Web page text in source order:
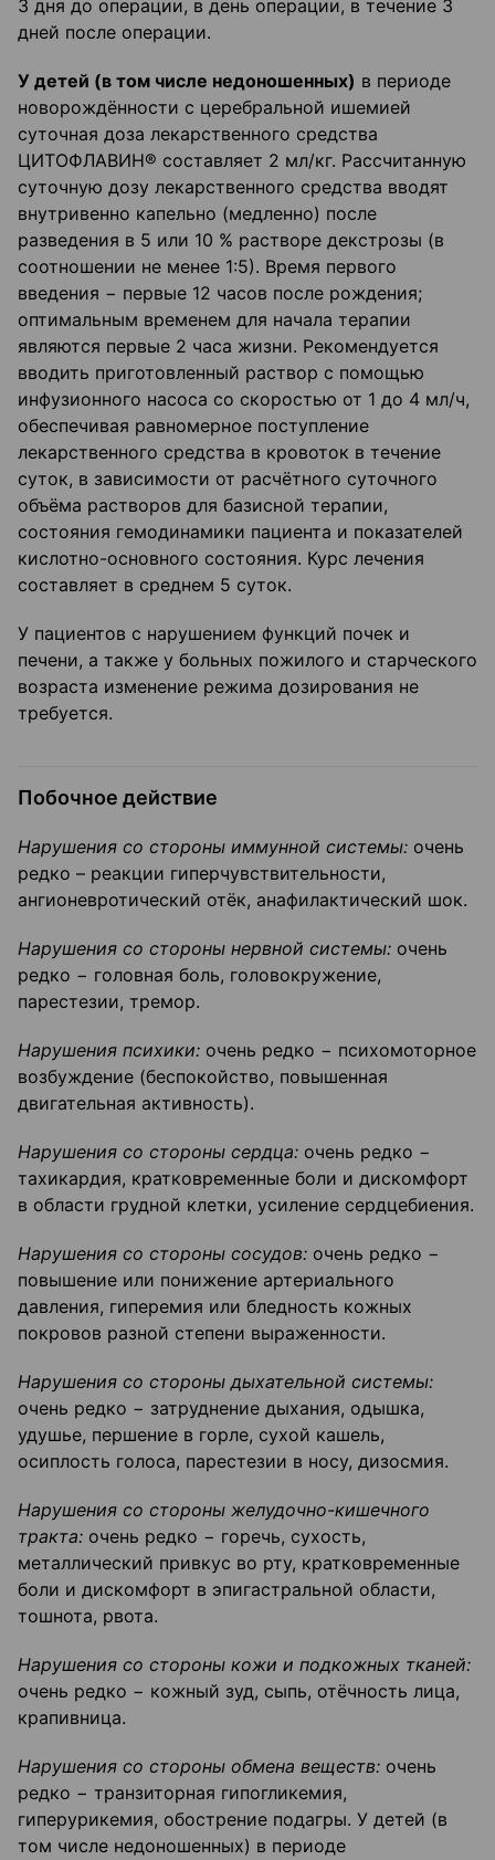
3 дня до операции, в день операции, в течение 3
дней после операции.
У детей (в том числе недоношенных) в периоде
новорождённости с церебральной ишемией
суточная доза лекарственного средства
ЦИТОФЛАВИН® составляет 2 мл/кг. Рассчитанную
суточную дозу лекарственного средства вводят
внутривенно капельно (медленно) после
разведения в 5 или 10 % растворе декстрозы (в
соотношении не менее 1:5). Время первого
введения − первые 12 часов после рождения;
оптимальным временем для начала терапии
являются первые 2 часа жизни. Рекомендуется
вводить приготовленный раствор с помощью
инфузионного насоса со скоростью от 1 до 4 мл/ч,
обеспечивая равномерное поступление
лекарственного средства в кровоток в течение
суток, в зависимости от расчётного суточного
объёма растворов для базисной терапии,
состояния гемодинамики пациента и показателей
кислотно-основного состояния. Курс лечения
составляет в среднем 5 суток.
У пациентов с нарушением функций почек и
печени, а также у больных пожилого и старческого
возраста изменение режима дозирования не
требуется.
Побочное действие
Нарушения со стороны иммунной системы: очень
редко – реакции гиперчувствительности,
ангионевротический отёк, анафилактический шок.
Нарушения со стороны нервной системы: очень
редко − головная боль, головокружение,
парестезии, тремор.
Нарушения психики: очень редко − психомоторное
возбуждение (беспокойство, повышенная
двигательная активность).
Нарушения со стороны сердца: очень редко −
тахикардия, кратковременные боли и дискомфорт
в области грудной клетки, усиление сердцебиения.
Нарушения со стороны сосудов: очень редко −
повышение или понижение артериального
давления, гиперемия или бледность кожных
покровов разной степени выраженности.
Нарушения со стороны дыхательной системы:
очень редко − затруднение дыхания, одышка,
удушье, першение в горле, сухой кашель,
осиплость голоса, парестезии в носу, дизосмия.
Нарушения со стороны желудочно-кишечного
тракта: очень редко − горечь, сухость,
металлический привкус во рту, кратковременные
боли и дискомфорт в эпигастральной области,
тошнота, рвота.
Нарушения со стороны кожи и подкожных тканей:
очень редко − кожный зуд, сыпь, отёчность лица,
крапивница.
Нарушения со стороны обмена веществ: очень
редко − транзиторная гипогликемия,
гиперурикемия, обострение подагры. У детей (в
том числе недоношенных) в периоде